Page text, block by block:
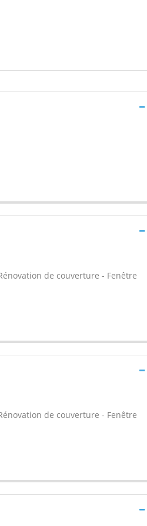
de couverture - Fenêtre
de couverture - Fenêtre